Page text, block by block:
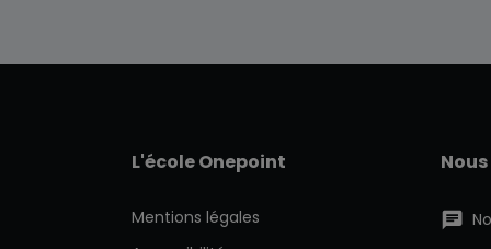
L'école Onepoint
Mentions légales